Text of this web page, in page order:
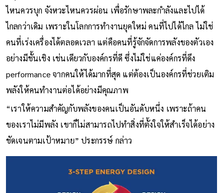
ไหนควรบุก จังหวะไหนควรผ่อน เพื่อรักษาพละกำลังและไปได้
ไกลกว่าเดิม เพราะในโลกการทำงานยุคใหม่ คนที่ไปได้ไกล ไม่ใช่
คนที่เร่งเครื่องได้ตลอดเวลา แต่คือคนที่รู้จักจัดการพลังของตัวเอง
อย่างมีชั้นเชิง เช่นเดียวกับองค์กรที่ดี ซึ่งไม่ใช่แค่องค์กรที่ดึง
performance จากคนให้ได้มากที่สุด แต่ต้องเป็นองค์กรที่ช่วยเติม
พลังให้คนทำงานต่อได้อย่างมีคุณภาพ
“เราให้ความสำคัญกับพลังของคนเป็นอันดับหนึ่ง เพราะถ้าคน
ของเราไม่มีพลัง เขาก็ไม่สามารถไปทำสิ่งที่ตั้งใจให้สำเร็จได้อย่าง
ชัดเจนตามเป้าหมาย” ประกรรษ์ กล่าว